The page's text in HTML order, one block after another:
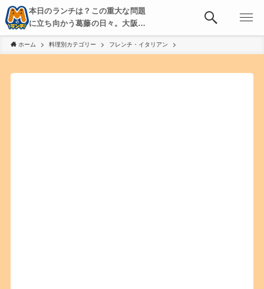
本日のランチは？この重大な問題
に立ち向かう葛藤の日々。大阪・
京都・神戸を中心とした食べ歩
き、飲み歩きを綴る。
ホーム 料理別カテゴリー フレンチ・イタリアン